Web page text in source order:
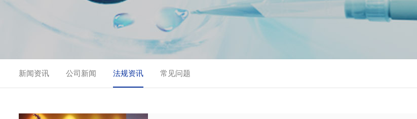
新闻资讯 公司新闻 法规资讯 常见问题